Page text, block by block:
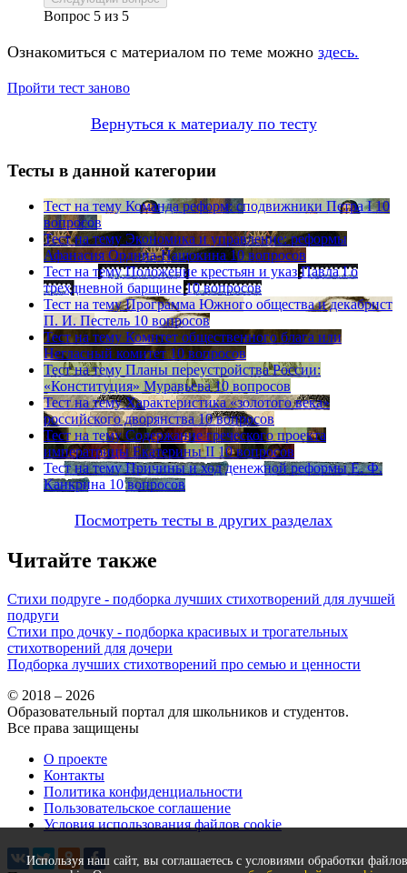
Вопрос 5 из 5
Ознакомиться с материалом по теме можно здесь.
Пройти тест заново
Вернуться к материалу по тесту
Тесты в данной категории
Тест на тему Команда реформ: сподвижники Петра I 10
вопросов
Тест на тему Экономика и управление: реформы
Афанасия Ордина-Нащокина 10 вопросов
Тест на тему Положение крестьян и указ Павла I о
трехдневной барщине 10 вопросов
Тест на тему Программа Южного общества и декабрист
П. И. Пестель 10 вопросов
Тест на тему Комитет общественного блага или
Негласный комитет 10 вопросов
Тест на тему Планы переустройства России:
«Конституция» Муравьева 10 вопросов
Тест на тему Характеристика «золотого века»
российского дворянства 10 вопросов
Тест на тему Содержание греческого проекта
императрицы Екатерины II 10 вопросов
Тест на тему Причины и ход денежной реформы Е. Ф.
Канкрина 10 вопросов
Посмотреть тесты в других разделах
Читайте также
Стихи подруге - подборка лучших стихотворений для лучшей
подруги
Стихи про дочку - подборка красивых и трогательных
стихотворений для дочери
Подборка лучших стихотворений про семью и ценности
Используя наш сайт, вы соглашаетесь с условиями обработки файлов
© 2018 – 2026
Образовательный портал для школьников и студентов.
Все права защищены
О проекте
Контакты
Политика конфиденциальности
Пользовательское соглашение
Условия использования файлов cookie